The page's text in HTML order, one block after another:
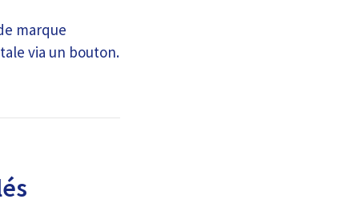
marque
via un bouton.